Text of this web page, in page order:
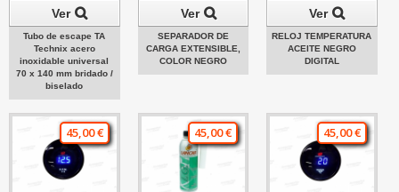
Ver
Tubo de escape TA
Technix acero
inoxidable universal
70 x 140 mm bridado /
biselado
Ver
SEPARADOR DE
CARGA EXTENSIBLE,
COLOR NEGRO
Ver
RELOJ TEMPERATURA
ACEITE NEGRO
DIGITAL
45,00 € 45,00 € 45,00 €